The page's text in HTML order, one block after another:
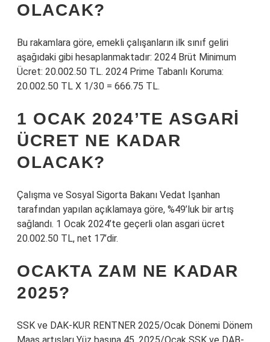
OLACAK?
Bu rakamlara göre, emekli çalışanların ilk sınıf geliri
aşağıdaki gibi hesaplanmaktadır: 2024 Brüt Minimum
Ücret: 20.002.50 TL. 2024 Prime Tabanlı Koruma:
20.002.50 TL X 1/30 = 666.75 TL.
1 OCAK 2024’TE ASGARI
ÜCRET NE KADAR
OLACAK?
Çalışma ve Sosyal Sigorta Bakanı Vedat Işanhan
tarafından yapılan açıklamaya göre, %49’luk bir artış
sağlandı. 1 Ocak 2024’te geçerli olan asgari ücret
20.002.50 TL, net 17’dir.
OCAKTA ZAM NE KADAR
2025?
SSK ve DAK-KUR RENTNER 2025/Ocak Dönemi Dönem